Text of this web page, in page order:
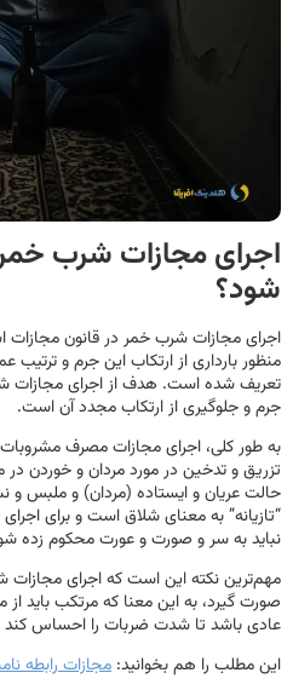
شود؟
اجرای مجازات شرب خمر در قانون مجازات
منظور بارداری از ارتکاب این جرم و
تعریف شده است. هدف از اجرای مجازات
جرم و جلوگیری از ارتکاب مجدد آن است.
به طور کلی، اجرای مجازات مصرف مشروبات
تزریق و تدخین در مورد مردان و خوردن در
حالت عریان و ایستاده (مردان) و ملبس و
“تازیانه” به معنای شلاق است و برای
نباید به سر و صورت و عورت محکوم زده
مهم‌ترین نکته این است که اجرای مجازات
صورت گیرد، به این معنا که مرتکب
عادی باشد تا شدت ضربات را احساس کند
این مطلب را هم بخوانید: مجازات رابطه